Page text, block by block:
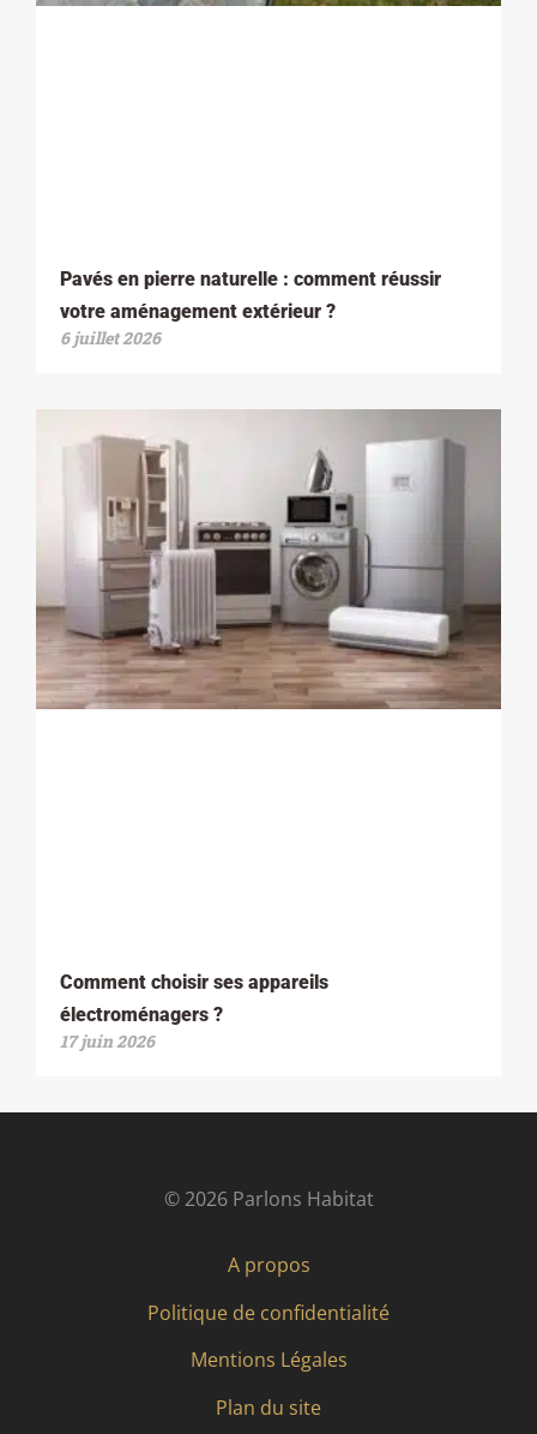
Pavés en pierre naturelle : comment réussir
votre aménagement extérieur ?
6 juillet 2026
Comment choisir ses appareils
électroménagers ?
17 juin 2026
© 2026 Parlons Habitat
A propos
Politique de confidentialité
Mentions Légales
Plan du site